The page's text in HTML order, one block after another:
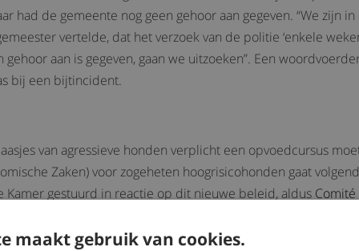
had de gemeente nog geen gehoor aan gegeven. “We zijn
vertelde, dat het verzoek van de politie ‘enkele
gehoor aan is gegeven, gaan we uitzoeken”. Een
bij een bijtincident.
van agressieve honden verplicht een opvoedcursus
Zaken) voor zogeheten hoogrisicohonden gaat
gestuurd in reactie op dit nieuwe beleid, aldus
en niet effectief zijn en zorgen voor schijnveiligheid.
wel van mening dat de overheid er alles aan
maakt gebruik van cookies.